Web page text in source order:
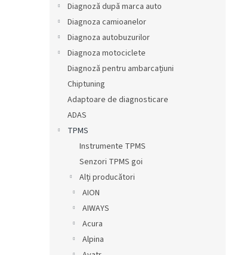
Diagnoză după marca auto
Diagnoza camioanelor
Diagnoza autobuzurilor
Diagnoza motociclete
Diagnoză pentru ambarcațiuni
Chiptuning
Adaptoare de diagnosticare
ADAS
TPMS
Instrumente TPMS
Senzori TPMS goi
Alți producători
AION
AIWAYS
Acura
Alpina